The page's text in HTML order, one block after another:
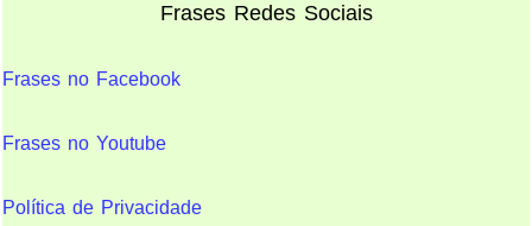
Frases Redes Sociais
Frases no Facebook
Frases no Youtube
Política de Privacidade